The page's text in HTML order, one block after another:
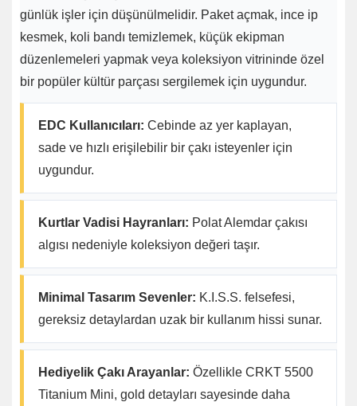
günlük işler için düşünülmelidir. Paket açmak, ince ip
kesmek, koli bandı temizlemek, küçük ekipman
düzenlemeleri yapmak veya koleksiyon vitrininde özel
bir popüler kültür parçası sergilemek için uygundur.
EDC Kullanıcıları: Cebinde az yer kaplayan,
sade ve hızlı erişilebilir bir çakı isteyenler için
uygundur.
Kurtlar Vadisi Hayranları: Polat Alemdar çakısı
algısı nedeniyle koleksiyon değeri taşır.
Minimal Tasarım Sevenler: K.I.S.S. felsefesi,
gereksiz detaylardan uzak bir kullanım hissi sunar.
Hediyelik Çakı Arayanlar: Özellikle CRKT 5500
Titanium Mini, gold detayları sayesinde daha